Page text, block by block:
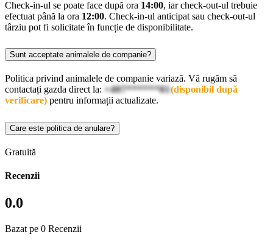
Check-in-ul se poate face după ora 14:00, iar check-out-ul trebuie
efectuat până la ora 12:00. Check-in-ul anticipat sau check-out-ul
târziu pot fi solicitate în funcție de disponibilitate.
Sunt acceptate animalele de companie?
Politica privind animalele de companie variază. Vă rugăm să
contactați gazda direct la: +407******81(disponibil după
verificare) pentru informații actualizate.
Care este politica de anulare?
Gratuită
Recenzii
0.0
Bazat pe 0 Recenzii